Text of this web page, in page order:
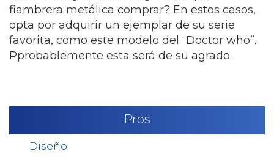
fiambrera metálica comprar? En estos casos,
opta por adquirir un ejemplar de su serie
favorita, como este modelo del “Doctor who”.
Pprobablemente esta será de su agrado.
Pros
Diseño: